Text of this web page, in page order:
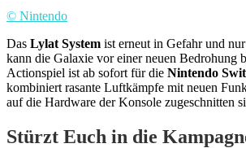
© Nintendo
Das Lylat System ist erneut in Gefahr und
kann die Galaxie vor einer neuen Bedrohung
Actionspiel ist ab sofort für die Nintendo
kombiniert rasante Luftkämpfe mit neuen
auf die Hardware der Konsole zugeschnitten
Stürzt Euch in die